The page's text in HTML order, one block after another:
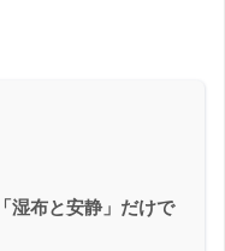
湿布と安静」だけで